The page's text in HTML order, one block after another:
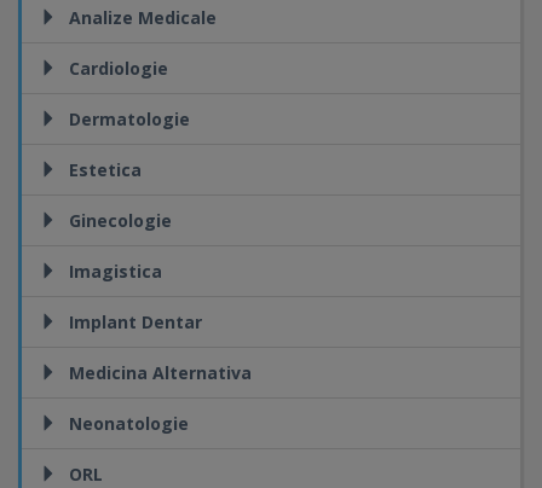
Analize Medicale
Cardiologie
Dermatologie
Estetica
Ginecologie
Imagistica
Implant Dentar
Medicina Alternativa
Neonatologie
ORL